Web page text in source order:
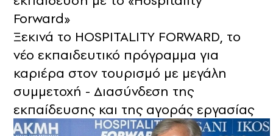
Forward»
Ξεκινά το HOSPITALITY FORWARD, το
νέο εκπαιδευτικό πρόγραμμα για
καριέρα στον τουρισμό με μεγάλη
συμμετοχή - Διασύνδεση της
εκπαίδευσης και της αγοράς εργασίας